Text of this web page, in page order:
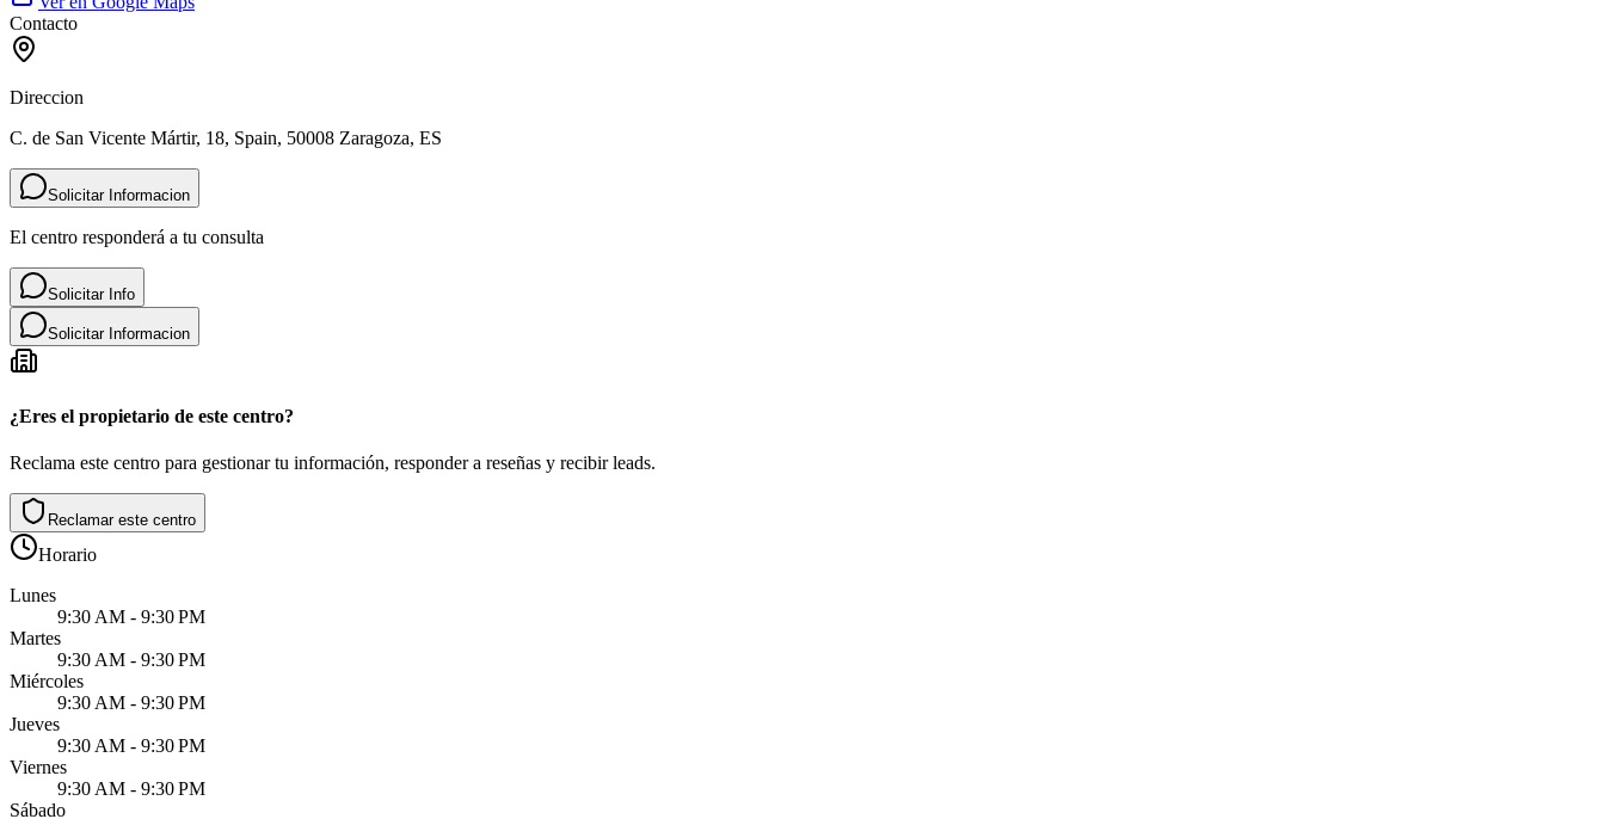
Contacto
Direccion
C. de San Vicente Mártir, 18, Spain, 50008 Zaragoza, ES
Solicitar Informacion
El centro responderá a tu consulta
Solicitar Info
Solicitar Informacion
¿Eres el propietario de este centro?
Reclama este centro para gestionar tu información, responder a reseñas y recibir leads.
Reclamar este centro
Horario
Lunes
9:30 AM - 9:30 PM
Martes
9:30 AM - 9:30 PM
Miércoles
9:30 AM - 9:30 PM
Jueves
9:30 AM - 9:30 PM
Viernes
9:30 AM - 9:30 PM
Sábado